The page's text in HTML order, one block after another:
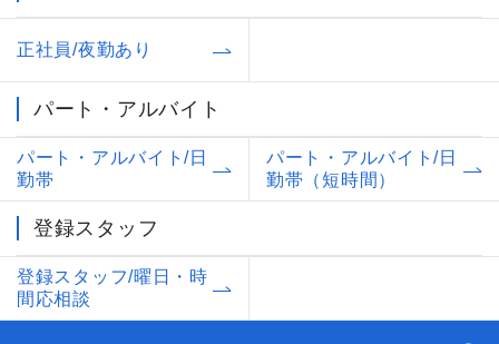
正社員/夜勤あり
パート・アルバイト
パート・アルバイト/日
勤帯
パート・アルバイト/日
勤帯（短時間）
登録スタッフ
登録スタッフ/曜日・時
間応相談